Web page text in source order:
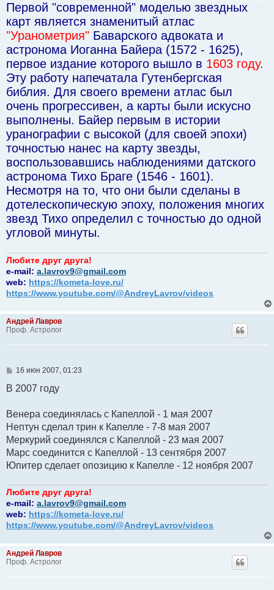
Первой "современной" моделью звездных
карт является знаменитый атлас
"Уранометрия" Баварского адвоката и
астронома Иоганна Байера (1572 - 1625),
первое издание которого вышло в 1603 году.
Эту работу напечатала Гутенбергская
библия. Для своего времени атлас был
очень прогрессивен, а карты были искусно
выполнены. Байер первым в истории
уранографии с высокой (для своей эпохи)
точностью нанес на карту звезды,
воспользовавшись наблюдениями датского
астронома Тихо Браге (1546 - 1601).
Несмотря на то, что они были сделаны в
дотелескопическую эпоху, положения многих
звезд Тихо определил с точностью до одной
угловой минуты.
Любите друг друга!
e-mail: a.lavrov9@gmail.com
web: https://kometa-love.ru/
https://www.youtube.com/@AndreyLavrov/videos
Андрей Лавров
Проф. Астролог
С
о
е
и
е
16 июн 2007, 01:23
В 2007 году
Венера соединялась с Капеллой - 1 мая 2007
Нептун сделал трин к Капелле - 7-8 мая 2007
Меркурий соединялся с Капеллой - 23 мая 2007
Марс соединится с Капеллой - 13 сентября 2007
Юпитер сделает опозицию к Капелле - 12 ноября 2007
Любите друг друга!
e-mail: a.lavrov9@gmail.com
web: https://kometa-love.ru/
https://www.youtube.com/@AndreyLavrov/videos
Андрей Лавров
Проф. Астролог